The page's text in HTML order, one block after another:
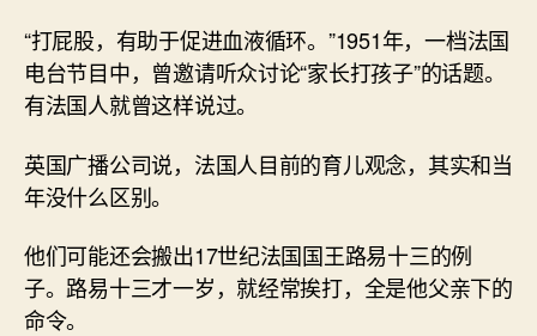
“打屁股，有助于促进血液循环。”1951年，一档法国
电台节目中，曾邀请听众讨论“家长打孩子”的话题。
有法国人就曾这样说过。
英国广播公司说，法国人目前的育儿观念，其实和当
年没什么区别。
他们可能还会搬出17世纪法国国王路易十三的例
子。路易十三才一岁，就经常挨打，全是他父亲下的
命令。